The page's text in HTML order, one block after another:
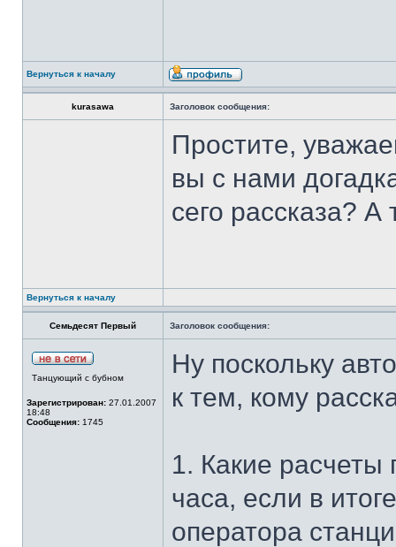
Вернуться к началу
kurasawa Заголовок сообщения:
Простите,
вы с нами
сего рассказа? А
Вернуться к началу
Семьдесят Первый Заголовок сообщения:
Танцующий с бубном
Зарегистрирован: 27.01.2007
18:48
Сообщения: 1745
Ну поскольку
к тем, кому
1. Какие
часа, если в
оператора